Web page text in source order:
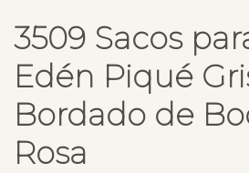
3509 Sacos
Edén Piqué
Bordado de
Rosa